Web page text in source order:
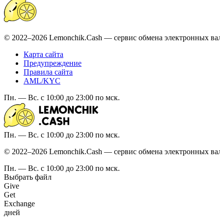
© 2022–2026 Lemonchik.Cash — сервис обмена электронных
Карта сайта
Предупреждение
Правила сайта
AML/KYC
Пн. — Вс. с 10:00 до 23:00 по мск.
Пн. — Вс. с 10:00 до 23:00 по мск.
© 2022–2026 Lemonchik.Cash — сервис обмена электронных
Пн. — Вс. с 10:00 до 23:00 по мск.
Выбрать файл
Give
Get
Exchange
дней